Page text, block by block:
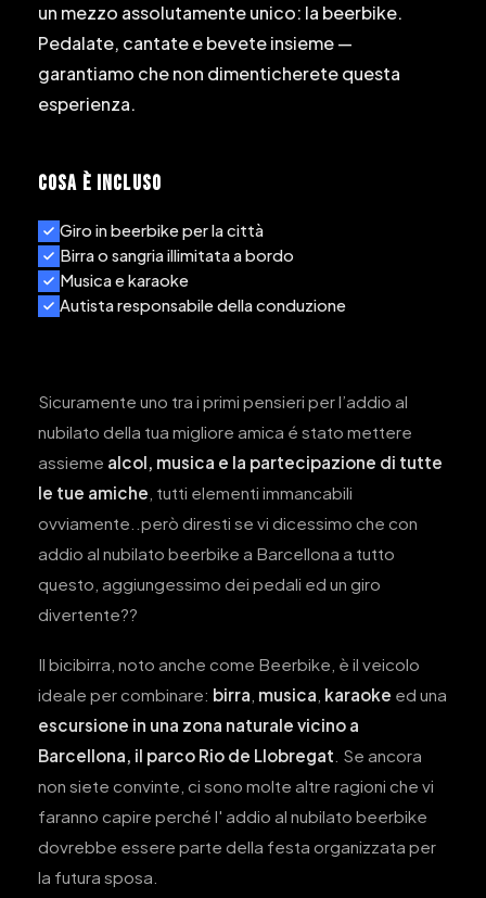
un mezzo assolutamente unico: la beerbike.
Pedalate, cantate e bevete insieme —
garantiamo che non dimenticherete questa
esperienza.
COSA È INCLUSO
Giro in beerbike per la città
Birra o sangria illimitata a bordo
Musica e karaoke
Autista responsabile della conduzione
Sicuramente uno tra i primi pensieri per l’addio al
nubilato della tua migliore amica é stato mettere
assieme alcol, musica e la partecipazione di tutte
le tue amiche , tutti elementi immancabili
ovviamente..però diresti se vi dicessimo che con
addio al nubilato beerbike a Barcellona a tutto
questo, aggiungessimo dei pedali ed un giro
divertente??
Il bicibirra, noto anche come Beerbike, è il veicolo
ideale per combinare: birra musica karaoke ed una
escursione in una zona naturale vicino a
Barcellona, il parco Rio de Llobregat . Se ancora
non siete convinte, ci sono molte altre ragioni che vi
faranno capire perché l' addio al nubilato beerbike
dovrebbe essere parte della festa organizzata per
la futura sposa.